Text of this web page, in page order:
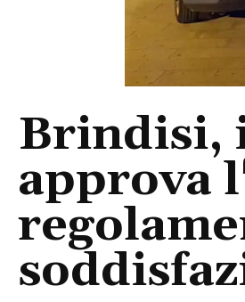
Brindisi,
approva